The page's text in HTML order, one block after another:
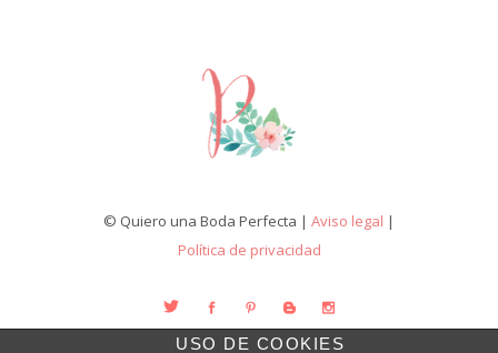
© Quiero una Boda Perfecta | Aviso legal |
Política de privacidad
USO DE COOKIES